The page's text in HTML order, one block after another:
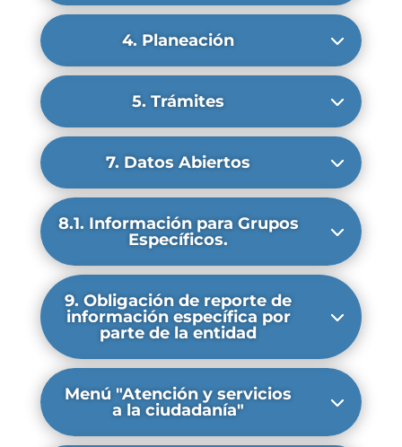
4. Planeación
5. Trámites
7. Datos Abiertos
8.1. Información para Grupos
Específicos.
9. Obligación de reporte de
información específica por
parte de la entidad
Menú "Atención y servicios
a la ciudadanía"